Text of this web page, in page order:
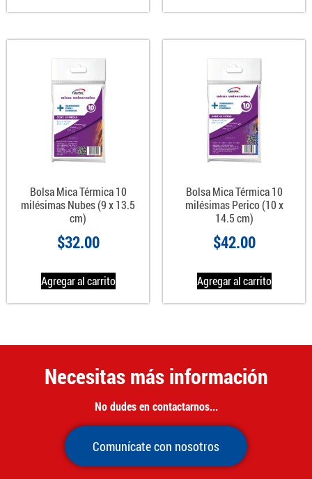
Bolsa Mica Térmica 10
milésimas Nubes (9 x 13.5
cm)
$32.00
Agregar al carrito
Bolsa Mica Térmica 10
milésimas Perico (10 x
14.5 cm)
$42.00
Agregar al carrito
Necesitas más información
No dudes en contactarnos...
Comunícate con nosotros